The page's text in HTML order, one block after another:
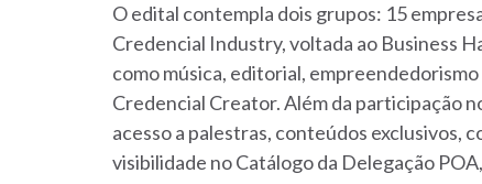
O edital contempla dois grupos: 15
Credencial Industry, voltada ao Business
como música, editorial,
Credencial Creator. Além da participação
acesso a palestras, conteúdos exclusivos,
visibilidade no Catálogo da Delegação